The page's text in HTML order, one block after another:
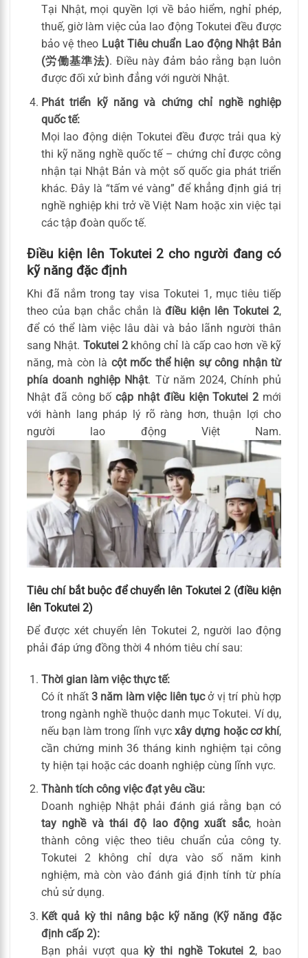
Tại Nhật, mọi quyền lợi về bảo hiểm, nghỉ phép,
thuế, giờ làm việc của lao động Tokutei đều được
bảo vệ theo Luật Tiêu chuẩn Lao động Nhật Bản
(労働基準法). Điều này đảm bảo rằng bạn luôn
được đối xử bình đẳng với người Nhật.
Phát triển kỹ năng và chứng chỉ nghề nghiệp
quốc tế:
Mọi lao động diện Tokutei đều được trải qua kỳ
thi kỹ năng nghề quốc tế – chứng chỉ được công
nhận tại Nhật Bản và một số quốc gia phát triển
khác. Đây là “tấm vé vàng” để khẳng định giá trị
nghề nghiệp khi trở về Việt Nam hoặc xin việc tại
các tập đoàn quốc tế.
Điều kiện lên Tokutei 2 cho người đang có
kỹ năng đặc định
Khi đã nắm trong tay visa Tokutei 1, mục tiêu tiếp
theo của bạn chắc chắn làđiều kiện lên Tokutei 2,
để có thể làm việc lâu dài và bảo lãnh người thân
sang Nhật. Tokutei 2không chỉ là cấp cao hơn về kỹ
năng, mà còn là cột mốc thể hiện sự công nhận từ
phía doanh nghiệp Nhật. Từ năm 2024, Chính phủ
Nhật đã công bốcập nhật điều kiện Tokutei 2 mới
với hành lang pháp lý rõ ràng hơn, thuận lợi cho
người lao động Việt Nam.
Tiêu chí bắt buộc để chuyển lên Tokutei 2 (điều kiện
lên Tokutei 2)
Để được xét chuyển lên Tokutei 2, người lao động
phải đáp ứng đồng thời 4 nhóm tiêu chí sau:
Thời gian làm việc thực tế:
Có ít nhất 3 năm làm việc liên tụcở vị trí phù hợp
trong ngành nghề thuộc danh mục Tokutei. Ví dụ,
nếu bạn làm trong lĩnh vựcxây dựng hoặc cơ khí,
cần chứng minh 36 tháng kinh nghiệm tại công
ty hiện tại hoặc các doanh nghiệp cùng lĩnh vực.
Thành tích công việc đạt yêu cầu:
Doanh nghiệp Nhật phải đánh giá rằng bạn có
tay nghề và thái độ lao động xuất sắc, hoàn
thành công việc theo tiêu chuẩn của công ty.
Tokutei 2 không chỉ dựa vào số năm kinh
nghiệm, mà còn vào đánh giá định tính từ phía
chủ sử dụng.
Kết quả kỳ thi nâng bậc kỹ năng (Kỹ năng đặc
định cấp 2):
Bạn phải vượt qua kỳ thi nghề Tokutei 2, bao